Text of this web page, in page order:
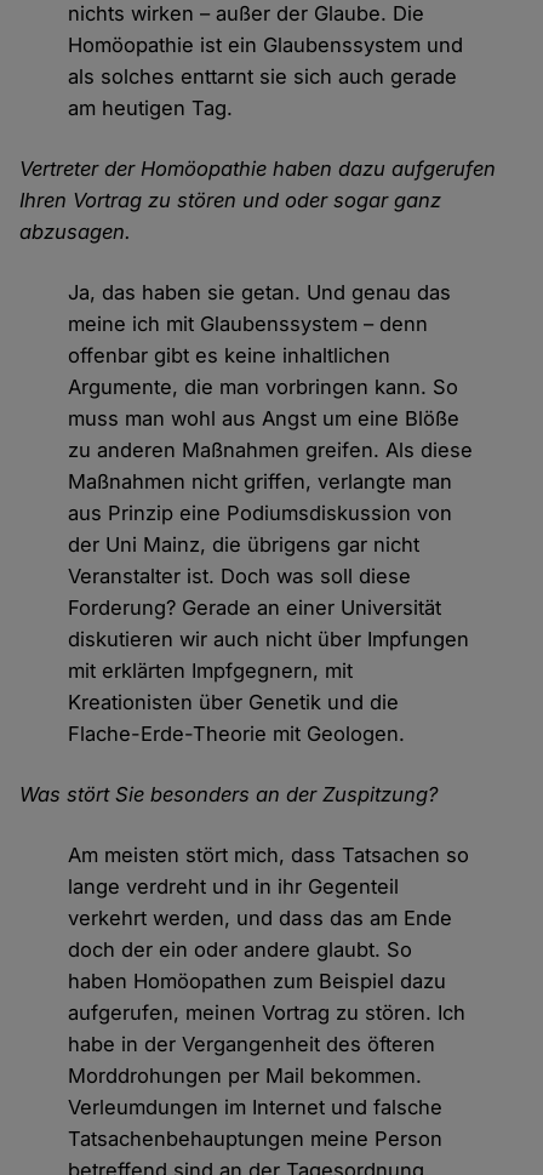
nichts wirken – außer der Glaube. Die
Homöopathie ist ein Glaubenssystem und
als solches enttarnt sie sich auch gerade
am heutigen Tag.
Vertreter der Homöopathie haben dazu aufgerufen
Ihren Vortrag zu stören und oder sogar ganz
abzusagen.
Ja, das haben sie getan. Und genau das
meine ich mit Glaubenssystem – denn
offenbar gibt es keine inhaltlichen
Argumente, die man vorbringen kann. So
muss man wohl aus Angst um eine Blöße
zu anderen Maßnahmen greifen. Als diese
Maßnahmen nicht griffen, verlangte man
aus Prinzip eine Podiumsdiskussion von
der Uni Mainz, die übrigens gar nicht
Veranstalter ist. Doch was soll diese
Forderung? Gerade an einer Universität
diskutieren wir auch nicht über Impfungen
mit erklärten Impfgegnern, mit
Kreationisten über Genetik und die
Flache-Erde-Theorie mit Geologen.
Was stört Sie besonders an der Zuspitzung?
Am meisten stört mich, dass Tatsachen so
lange verdreht und in ihr Gegenteil
verkehrt werden, und dass das am Ende
doch der ein oder andere glaubt. So
haben Homöopathen zum Beispiel dazu
aufgerufen, meinen Vortrag zu stören. Ich
habe in der Vergangenheit des öfteren
Morddrohungen per Mail bekommen.
Verleumdungen im Internet und falsche
Tatsachenbehauptungen meine Person